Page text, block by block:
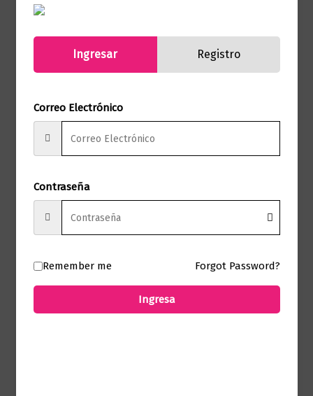
Autor Virginia Woolf
Formato 12.5 x 19
Presentación Tapa Dura
No hay valoraciones aún.
comprado este producto pueden hacer
Ingresar Registro
Correo Electrónico
Contraseña
Remember me Forgot Password?
Ingresa